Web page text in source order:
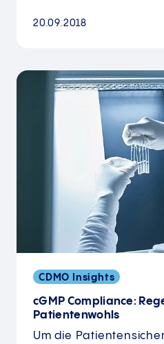
20.09.2018
CDMO Insights
cGMP Compliance:
Patientenwohls
Um die